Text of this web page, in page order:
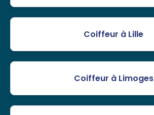
Coiffeur à Lille
Coiffeur à Limoges